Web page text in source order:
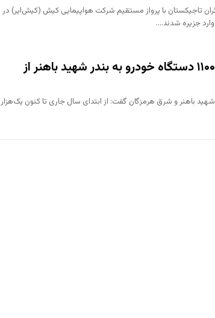
تاجیکستان با پرواز مستقیم شرکت هواپیمایی کیش (کیش‌ایر) در
جزیره شدند.…
واردات بیش از ۱۱۰۰ دستگاه خودرو به بندر شهید باهنر از
شهید باهنر و شرق هرمزگان گفت: از ابتدای سال جاری تا کنون یک‌هزار